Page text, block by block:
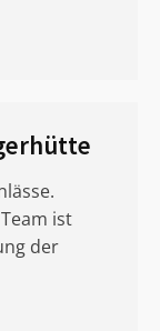
ist
der